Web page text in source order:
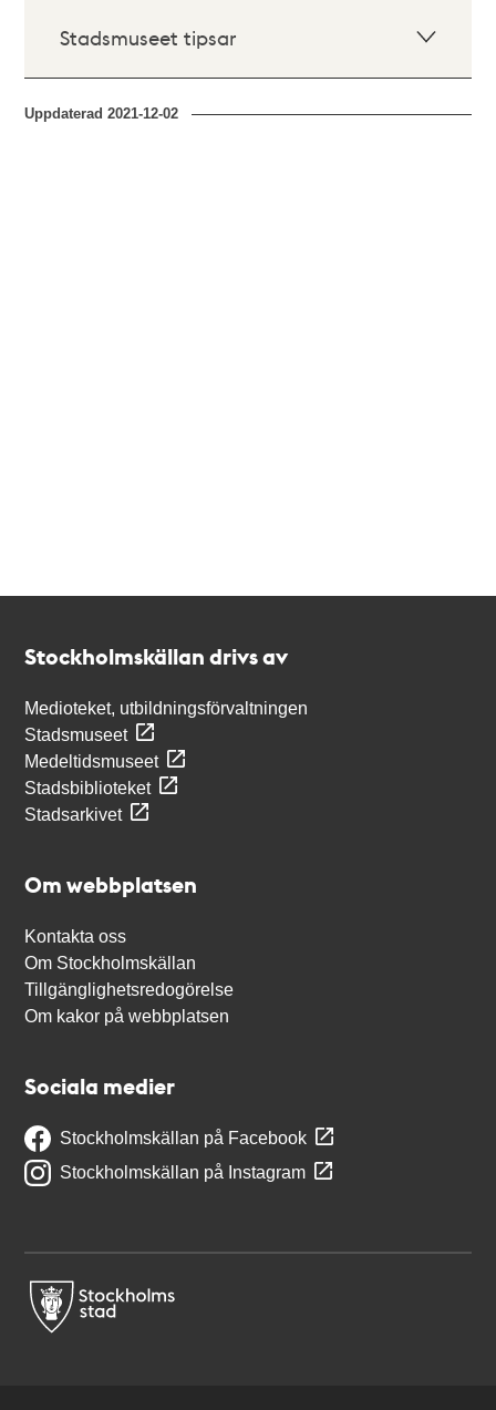
Stadsmuseet tipsar
Uppdaterad2021-12-02
Stockholmskällan drivs av
Medioteket, utbildningsförvaltningen
Stadsmuseet
Medeltidsmuseet
Stadsbiblioteket
Stadsarkivet
Om webbplatsen
Kontakta oss
Om Stockholmskällan
Tillgänglighetsredogörelse
Om kakor på webbplatsen
Sociala medier
Stockholmskällan på Facebook
Stockholmskällan på Instagram